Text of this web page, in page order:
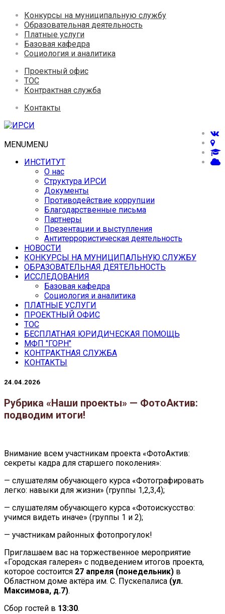
Конкурсы на муниципальную службу
Образовательная деятельность
Платные услуги
Базовая кафедра
Социология и аналитика
Проектный офис
ТОС
Контрактная служба
Контакты
MENUMENU
ИНСТИТУТ
О нас
Структура ИРСИ
Документы
Противодействие коррупции
Благодарственные письма
Партнеры
Презентации и выступления
Антитеррористическая деятельность
НОВОСТИ
КОНКУРСЫ НА МУНИЦИПАЛЬНУЮ СЛУЖБУ
ОБРАЗОВАТЕЛЬНАЯ ДЕЯТЕЛЬНОСТЬ
ИССЛЕДОВАНИЯ
Базовая кафедра
Социология и аналитика
ПЛАТНЫЕ УСЛУГИ
ПРОЕКТНЫЙ ОФИС
ТОС
БЕСПЛАТНАЯ ЮРИДИЧЕСКАЯ ПОМОЩЬ
МФП "ГОРН"
КОНТРАКТНАЯ СЛУЖБА
КОНТАКТЫ
24.04.2026
Рубрика «Наши проекты» — ФотоАктив:
подводим итоги!
Внимание всем участникам проекта «ФотоАктив:
секреты кадра для старшего поколения»:
— слушателям обучающего курса «Фотографировать
легко: навыки для жизни» (группы 1,2,3,4);
— слушателям обучающего курса «Фотоискусство:
учимся видеть иначе» (группы 1 и 2);
— участникам районных фотопрогулок!⁣
Приглашаем вас на торжественное мероприятие
«Городская галерея» с подведением итогов проекта,
которое состоится 27 апреля (понедельник) в
Областном доме актёра им. С. Пускепалиса (ул.
Максимова, д.7).
Сбор гостей в 13:30.⁣